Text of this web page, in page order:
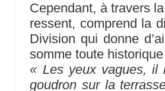
Cependant, à travers
ressent, comprend la
Division qui donne
somme toute historique
« Les yeux vagues, il
goudron sur la